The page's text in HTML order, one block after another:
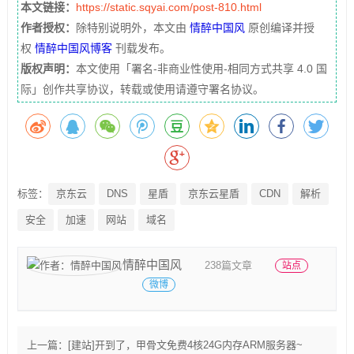
本文链接： https://static.sqyai.com/post-810.html
作者授权：
除特别说明外，本文由 情醉中国风 原创编译并授
权 情醉中国风博客刊载发布。
版权声明： 本文使用「署名-非商业性使用-相同方式共享 4.0 国
际」创作共享协议，转载或使用请遵守署名协议。
标签： 京东云 DNS 星盾 京东云星盾 CDN 解析
安全 加速 网站 域名
情醉中国风 238篇文章
站点
微博
上一篇：
[建站]开到了，甲骨文免费4核24G内存ARM服务器~